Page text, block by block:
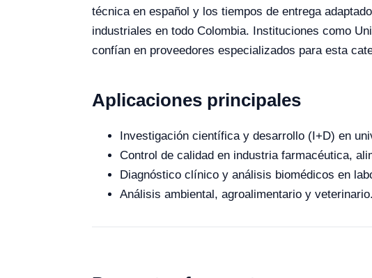
técnica en español y los tiempos de entrega
industriales en todo Colombia. Instituciones como
confían en proveedores especializados para esta
Aplicaciones principales
Investigación científica y desarrollo (I+D) en
Control de calidad en industria farmacéutica,
Diagnóstico clínico y análisis biomédicos en
Análisis ambiental, agroalimentario y veterinario.